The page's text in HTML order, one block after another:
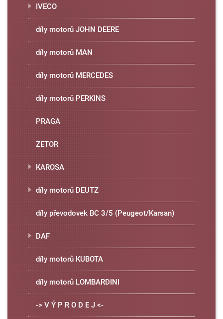
IVECO
díly motorů JOHN DEERE
díly motorů MAN
díly motorů MERCEDES
díly motorů PERKINS
PRAGA
ZETOR
KAROSA
díly motorů DEUTZ
díly převodovek BC 3/5 (Peugeot/Karsan)
DAF
díly motorů KUBOTA
díly motorů LOMBARDINI
-> V Ý P R O D E J <-